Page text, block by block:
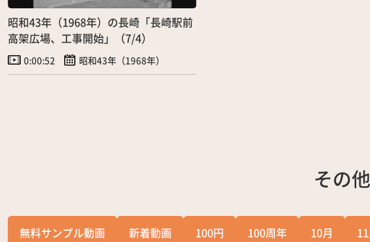
昭和43年（1968年）の長崎「長崎駅前
高架広場、工事開始」（7/4）
0:00:52 昭和43年（1968年）
その
無料サンプル動画 新着動画 100円 100周年 10月